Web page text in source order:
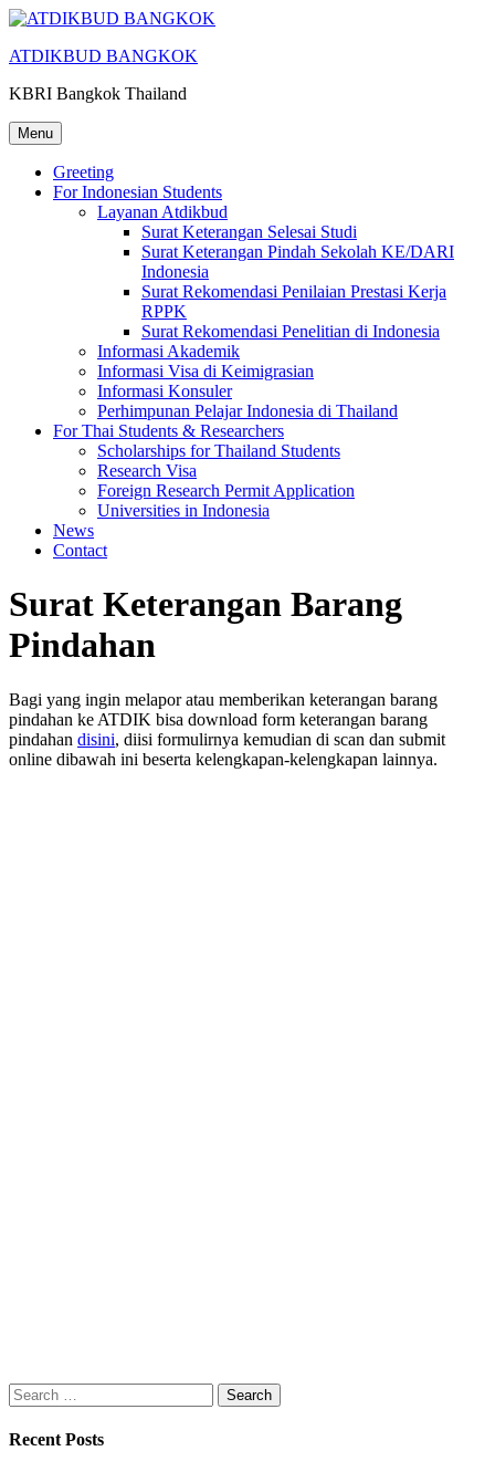
Skip
content
ATDIKBUD BANGKOK
KBRI Bangkok Thailand
Menu
Greeting
For Indonesian Students
Layanan Atdikbud
Surat Keterangan Selesai Studi
Surat Keterangan Pindah Sekolah KE/DARI
Indonesia
Surat Rekomendasi Penilaian Prestasi Kerja
RPPK
Surat Rekomendasi Penelitian di Indonesia
Informasi Akademik
Informasi Visa di Keimigrasian
Informasi Konsuler
Perhimpunan Pelajar Indonesia di Thailand
For Thai Students & Researchers
Scholarships for Thailand Students
Research Visa
Foreign Research Permit Application
Universities in Indonesia
News
Contact
Surat Keterangan Barang
Pindahan
Bagi yang ingin melapor atau memberikan keterangan barang
pindahan ke ATDIK bisa download form keterangan barang
pindahan disini, diisi formulirnya kemudian di scan dan submit
online dibawah ini beserta kelengkapan-kelengkapan lainnya.
Search
for:
Recent Posts